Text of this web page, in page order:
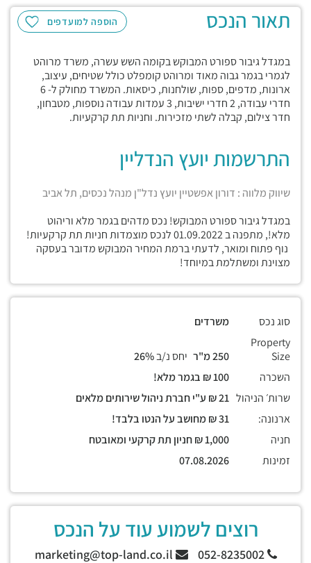
הוספה למועדפים תאור הנכס
במגדל גיבור ספורט המבוקש בקומה השש עשרה, משרד מרוהט
לגמרי בגמר גבוה מאוד ומרוהט קומפלט כולל שטיחים, עיצוב,
ארונות, מדפים, ספות, שולחנות, כיסאות. המשרד מחולק ל- 6
חדרי עבודה, 2 חדרי ישיבות, 3 עמדות עבודה נוספות, מטבחון,
חדר צילום, קבלה לשתי מזכירות. וחניות תת קרקעיות.
התרשמות יועץ הנדליין
שיווק מלווה : דורון אפשטיין יועץ נדל"ן מנהל נכסים, תל אביב
במגדל גיבור ספורט המבוקש! נכס מדהים בגמר מלא וריהוט
מלא!, מתפנה ב 01.09.2022 לנכס מוצמדות חניות תת קרקעיות!
נוף פתוח ומואר, לדעתי ברמת המחיר המבוקש מדובר בעסקה
מצוינת ומשתלמת במיוחד!
סוג נכס
משרדים
Property
Size
יחס נ/ב
השכרה
שרות׳ הניהול
ארנונה:
חניה
זמינות
רוצים לשמוע עוד על הנכס
052-8235002